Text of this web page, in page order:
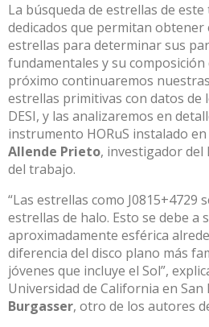
La búsqueda de estrellas de
dedicados que permitan obtener
estrellas para determinar sus
fundamentales y su composición
próximo continuaremos
estrellas primitivas con datos de
DESI, y las analizaremos en
instrumento HORuS instalado en
Allende Prieto, investigador del
del trabajo.
“Las estrellas como J0815+4729
estrellas de halo. Esto se debe a
aproximadamente esférica
diferencia del disco plano más
jóvenes que incluye el Sol”,
Universidad de California en San
Burgasser, otro de los autores